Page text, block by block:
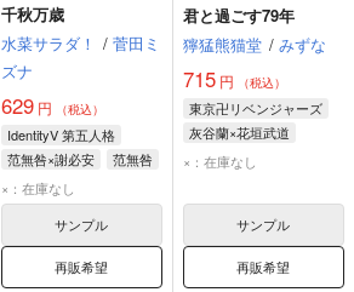
千秋万歳
水菜サラダ！ / 菅田ミ
ズナ
629 円 （税込）
IdentityV 第五人格
范無咎×謝必安
范無咎
謝必安
白黒無常
×：在庫なし
サンプル
再販希望
君と過ごす79年
獰猛熊猫堂 / みずな
715円 （税込）
東京卍リベンジャーズ
灰谷蘭×花垣武道
×：在庫なし
サンプル
再販希望